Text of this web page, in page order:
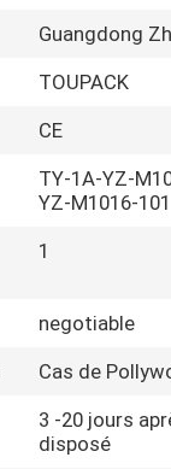
Guangdong
TOUPACK
CE
TY-1A-YZ-
YZ-M1016-101
1
negotiable
Cas de
3 -20 jours
disposé